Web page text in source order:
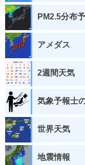
PM2.5分布
アメダス
2週間天気
気象予報士
世界天気
地震情報